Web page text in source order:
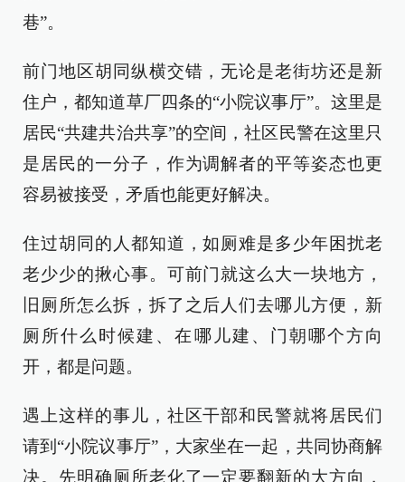
巷”。
前门地区胡同纵横交错，无论是老街坊还是新
住户，都知道草厂四条的“小院议事厅”。这里是
居民“共建共治共享”的空间，社区民警在这里只
是居民的一分子，作为调解者的平等姿态也更
容易被接受，矛盾也能更好解决。
住过胡同的人都知道，如厕难是多少年困扰老
老少少的揪心事。可前门就这么大一块地方，
旧厕所怎么拆，拆了之后人们去哪儿方便，新
厕所什么时候建、在哪儿建、门朝哪个方向
开，都是问题。
遇上这样的事儿，社区干部和民警就将居民们
请到“小院议事厅”，大家坐在一起，共同协商解
决。先明确厕所老化了一定要翻新的大方向，